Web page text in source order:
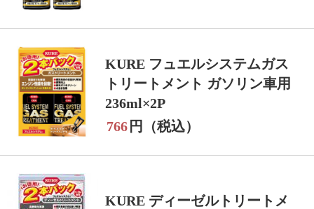
KURE フュエルシステムガス
トリートメント ガソリン車用
236ml×2P
766 円（税込）
KURE ディーゼルトリートメ